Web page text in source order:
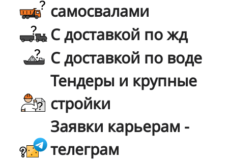
самосвалами
С доставкой по жд
С доставкой по воде
Тендеры и крупные
стройки
Заявки карьерам -
телеграм